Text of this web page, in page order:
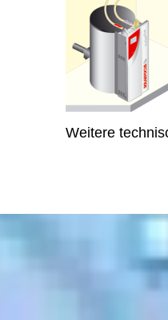
Weitere